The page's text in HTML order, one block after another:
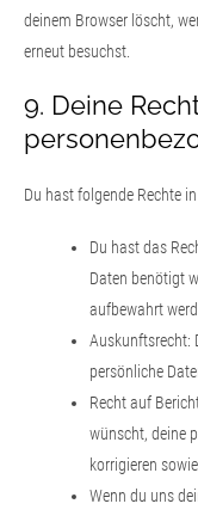
deinem Browser löscht,
erneut besuchst.
9. Deine
Du hast folgende Rechte
Du hast das
Daten benötigt
aufbewahrt
Auskunftsrecht:
persönliche
Recht auf
wünscht, deine
korrigieren
Wenn du uns